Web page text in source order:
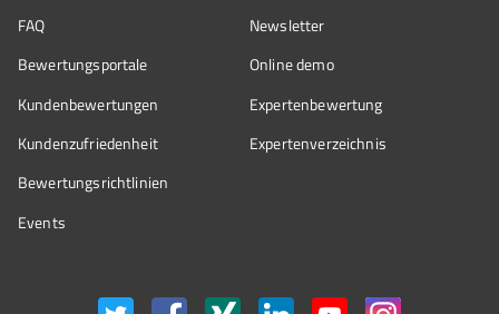
FAQ
Bewertungsportale
Kundenbewertungen
Kundenzufriedenheit
Bewertungs­richtlinien
Events
Newsletter
Online demo
Expertenbewertung
Expertenverzeichnis